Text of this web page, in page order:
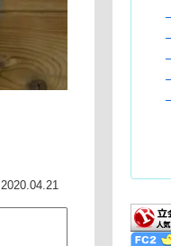
2020.04.21